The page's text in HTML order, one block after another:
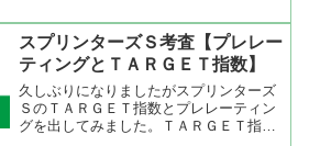
からの競馬で抜け出している。前哨戦で
前に行ける脚がないと...
スプリンターズＳ考査【プレレー
ティングとＴＡＲＧＥＴ指数】
久しぶりになりましたがスプリンターズ
ＳのＴＡＲＧＥＴ指数とプレレーティン
グを出してみました。ＴＡＲＧＥＴ指数